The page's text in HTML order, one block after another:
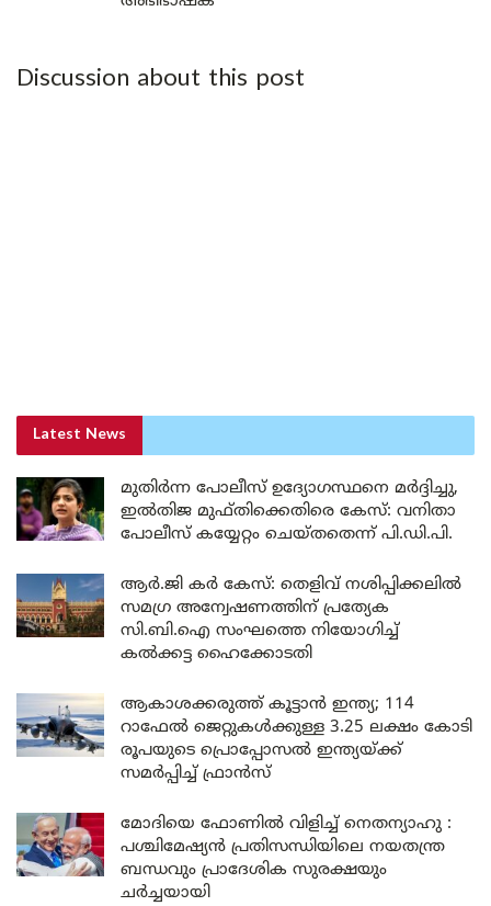
Discussion about this post
Latest News
മുതിർന്ന പോലീസ് ഉദ്യോഗസ്ഥനെ മർദ്ദിച്ചു,
ഇൽതിജ മുഫ്തിക്കെതിരെ കേസ്: വനിതാ
പോലീസ് കയ്യേറ്റം ചെയ്തതെന്ന് പി.ഡി.പി.
ആർ.ജി കർ കേസ്: തെളിവ് നശിപ്പിക്കലിൽ
സമഗ്ര അന്വേഷണത്തിന് പ്രത്യേക
സി.ബി.ഐ സംഘത്തെ നിയോഗിച്ച്
കൽക്കട്ട ഹൈക്കോടതി
ആകാശക്കരുത്ത് കൂട്ടാൻ ഇന്ത്യ; 114
റാഫേൽ ജെറ്റുകൾക്കുള്ള 3.25 ലക്ഷം കോടി
രൂപയുടെ പ്രൊപ്പോസൽ ഇന്ത്യയ്ക്ക്
സമർപ്പിച്ച് ഫ്രാൻസ്
മോദിയെ ഫോണിൽ വിളിച്ച് നെതന്യാഹു :
പശ്ചിമേഷ്യൻ പ്രതിസന്ധിയിലെ നയതന്ത്ര
ബന്ധവും പ്രാദേശിക സുരക്ഷയും
ചർച്ചയായി